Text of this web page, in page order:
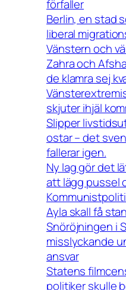
förfaller
Berlin, en stad
liberal
Vänstern och
Zahra och
de klamra sej
skjuter ihjäl
Slipper
ostar – det
fallerar igen.
Ny lag gör det
att lägg pussel
Ayla skall få
Snöröjningen i
misslyckande
ansvar
Statens
politiker skulle